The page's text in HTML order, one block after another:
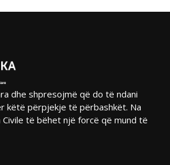
dhe shpresojmë që do të ndani
këtë përpjekje të përbashkët. Na
Civile të bëhet një forcë që mund të